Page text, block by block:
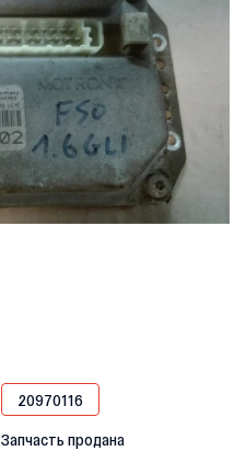
20970116
Запчасть продана